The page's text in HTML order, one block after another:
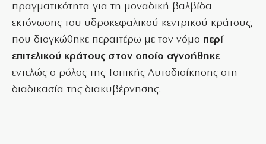
πραγματικότητα για τη μοναδική βαλβίδα
εκτόνωσης του υδροκεφαλικού κεντρικού κράτους,
που διογκώθηκε περαιτέρω με τον νόμο περί
επιτελικού κράτους στον οποίο αγνοήθηκε
εντελώς ο ρόλος της Τοπικής Αυτοδιοίκησης στη
διαδικασία της διακυβέρνησης.